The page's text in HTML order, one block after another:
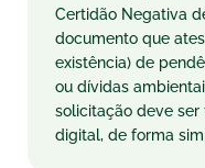
Certidão Negativa
documento que
existência) de
ou dívidas
solicitação deve
digital, de forma